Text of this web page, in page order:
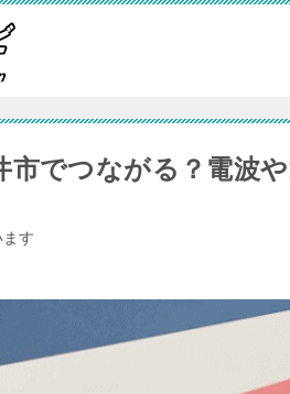
でつながる？電波
す